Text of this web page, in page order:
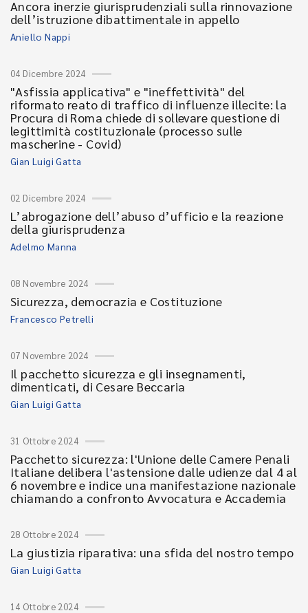
Ancora inerzie giurisprudenziali sulla rinnovazione
dell’istruzione dibattimentale in appello
Aniello Nappi
04 Dicembre 2024
"Asfissia applicativa" e "ineffettività" del
riformato reato di traffico di influenze illecite: la
Procura di Roma chiede di sollevare questione di
legittimità costituzionale (processo sulle
mascherine - Covid)
Gian Luigi Gatta
02 Dicembre 2024
L’abrogazione dell’abuso d’ufficio e la reazione
della giurisprudenza
Adelmo Manna
08 Novembre 2024
Sicurezza, democrazia e Costituzione
Francesco Petrelli
07 Novembre 2024
Il pacchetto sicurezza e gli insegnamenti,
dimenticati, di Cesare Beccaria
Gian Luigi Gatta
31 Ottobre 2024
Pacchetto sicurezza: l'Unione delle Camere Penali
Italiane delibera l'astensione dalle udienze dal 4 al
6 novembre e indice una manifestazione nazionale
chiamando a confronto Avvocatura e Accademia
28 Ottobre 2024
La giustizia riparativa: una sfida del nostro tempo
Gian Luigi Gatta
14 Ottobre 2024